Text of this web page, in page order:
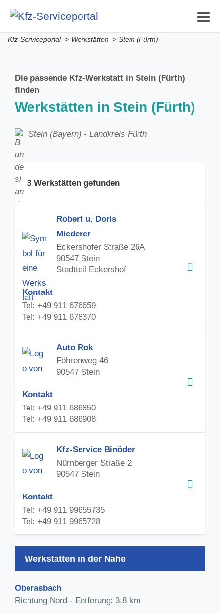
Kfz-Serviceportal > Werkstätten > Stein (Fürth)
Die passende Kfz-Werkstatt in Stein (Fürth)
finden
Werkstätten in Stein (Fürth)
Stein (Bayern) - Landkreis Fürth
3 Werkstätten gefunden
Robert u. Doris
Miederer
Eckershofer Straße 26A
90547 Stein
Stadtteil Eckershof
Kontakt
Tel: +49 911 676659
Tel: +49 911 678370
Auto Rok
Föhrenweg 46
90547 Stein
Kontakt
Tel: +49 911 686850
Tel: +49 911 686908
Kfz-Service Binöder
Nürnberger Straße 2
90547 Stein
Kontakt
Tel: +49 911 99655735
Tel: +49 911 9965728
Werkstätten in der Nähe
Oberasbach
Richtung Nord - Entferung: 3.8 km